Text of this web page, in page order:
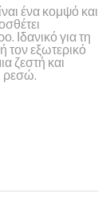
ένα κομψό και
Ιδανικό για τη
τον εξωτερικό
ζεστή και
ρεσώ.